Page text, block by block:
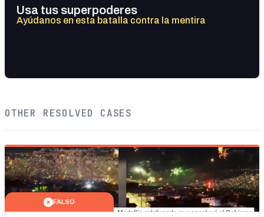
Usa tus superpoderes
Ayúdanos en esta batalla contra la mentira
OTHER RESOLVED CASES
FALSO